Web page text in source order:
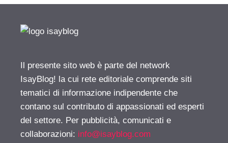
Il presente sito web è parte del network
IsayBlog! la cui rete editoriale comprende siti
tematici di informazione indipendente che
contano sul contributo di appassionati ed esperti
del settore. Per pubblicità, comunicati e
collaborazioni: info@isayblog.com